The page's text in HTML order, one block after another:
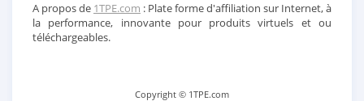
A propos de 1TPE.com : Plate forme d'affiliation sur Internet, à
la performance, innovante pour produits virtuels et ou
téléchargeables.
Copyright © 1TPE.com